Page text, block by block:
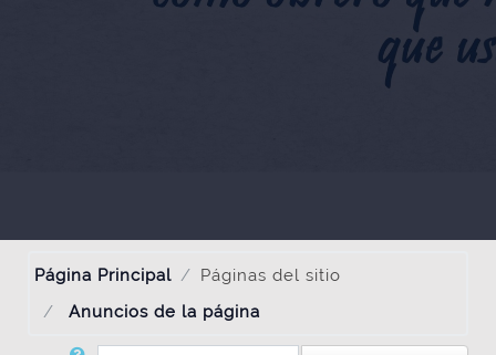
Página Principal
Páginas del sitio
Anuncios de la página